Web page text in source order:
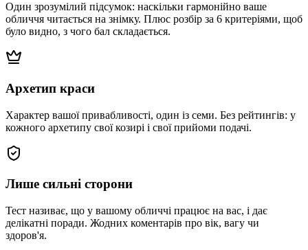
Один зрозумілий підсумок: наскільки гармонійно ваше
обличчя читається на знімку. Плюс розбір за 6 критеріями, щоб
було видно, з чого бал складається.
Архетип краси
Характер вашої привабливості, один із семи. Без рейтингів: у
кожного архетипу свої козирі і свої прийоми подачі.
Лише сильні сторони
Тест називає, що у вашому обличчі працює на вас, і дає
делікатні поради. Жодних коментарів про вік, вагу чи
здоров'я.